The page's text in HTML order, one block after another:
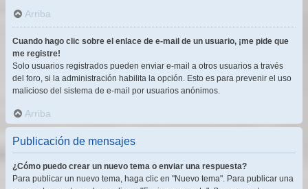
Arriba
Cuando hago clic sobre el enlace de e-mail de un usuario, ¡me pide que
me registre!
Solo usuarios registrados pueden enviar e-mail a otros usuarios a través
del foro, si la administración habilita la opción. Esto es para prevenir el uso
malicioso del sistema de e-mail por usuarios anónimos.
Arriba
Publicación de mensajes
¿Cómo puedo crear un nuevo tema o enviar una respuesta?
Para publicar un nuevo tema, haga clic en "Nuevo tema". Para publicar una